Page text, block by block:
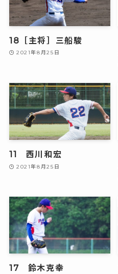
18［主将］三船駿
2021年8月25日
11 西川和宏
2021年8月25日
17 鈴木克幸